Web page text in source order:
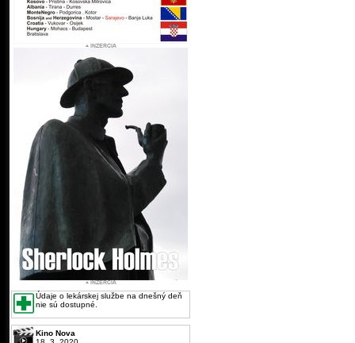
Údaje o lekárskej službe na dnešný deň
nie sú dostupné.
Kino Nova